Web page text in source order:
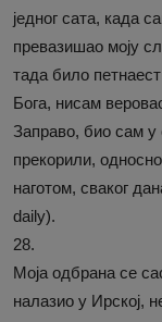
једног сата, када
превазишао моју
тада било
Бога, нисам
Заправо, био сам у
прекорили,
наготом, сваког
daily).
28.
Моја одбрана се
налазио у Ирској,